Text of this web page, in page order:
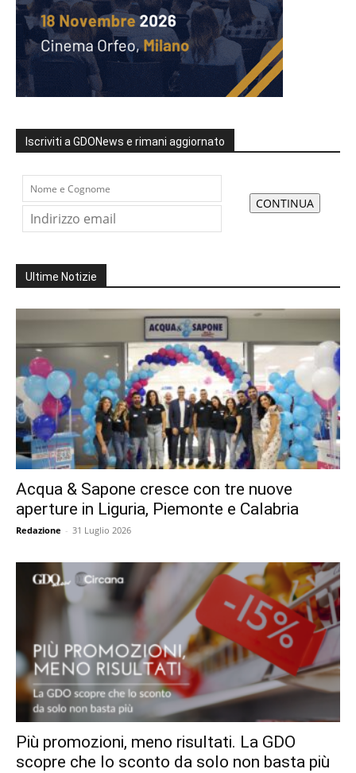
Iscriviti a GDONews e rimani aggiornato
Ultime Notizie
Acqua & Sapone cresce con tre nuove
aperture in Liguria, Piemonte e Calabria
Redazione - 31 Luglio 2026
Più promozioni, meno risultati. La GDO
scopre che lo sconto da solo non basta più